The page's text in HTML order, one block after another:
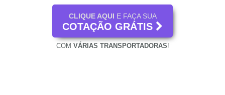
CLIQUE AQUI E FAÇA SUA
COTAÇÃO GRÁTIS
COM VÁRIAS TRANSPORTADORAS!